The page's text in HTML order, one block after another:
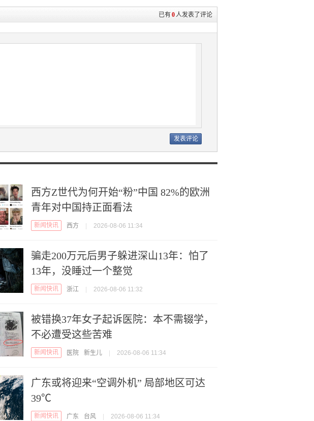
已有0人发表了评论
西方Z世代为何开始“粉”中国 82%的欧洲
青年对中国持正面看法
新闻快讯 西方 2026-08-06 11:34
骗走200万元后男子躲进深山13年：怕了
13年，没睡过一个整觉
新闻快讯 浙江 2026-08-06 11:32
被错换37年女子起诉医院：本不需辍学，
不必遭受这些苦难
新闻快讯 医院 新生儿 2026-08-06 11:34
广东或将迎来“空调外机” 局部地区可达
39℃
新闻快讯 广东 台风 2026-08-06 11:34